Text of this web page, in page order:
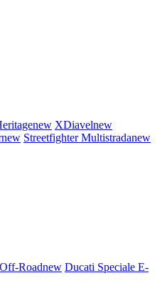
new XDiavelnew
new StreetfighterMultistradanew
Off-Roadnew Ducati Speciale E-